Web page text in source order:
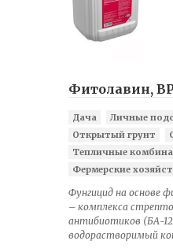
Фитолавин,
Дача
Личные
Открытый грунт
Тепличные
Фермерские
Фунгицид на основе
– комплекса
антибиотиков (БА-
водорастворимый